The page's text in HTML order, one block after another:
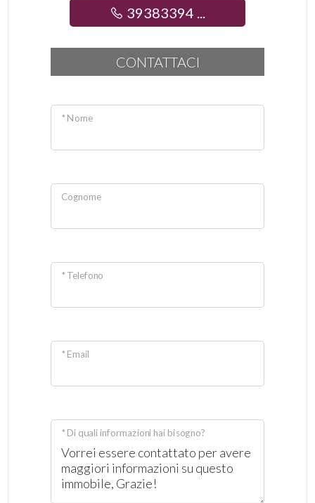
39383394 ...
CONTATTACI
* Nome
Cognome
* Telefono
* Email
* Di quali informazioni hai bisogno?